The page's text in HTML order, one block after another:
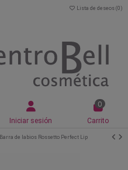
Lista de deseos (0 )
Iniciar sesión
0
Carrito
Barra de labios Rossetto Perfect Lip